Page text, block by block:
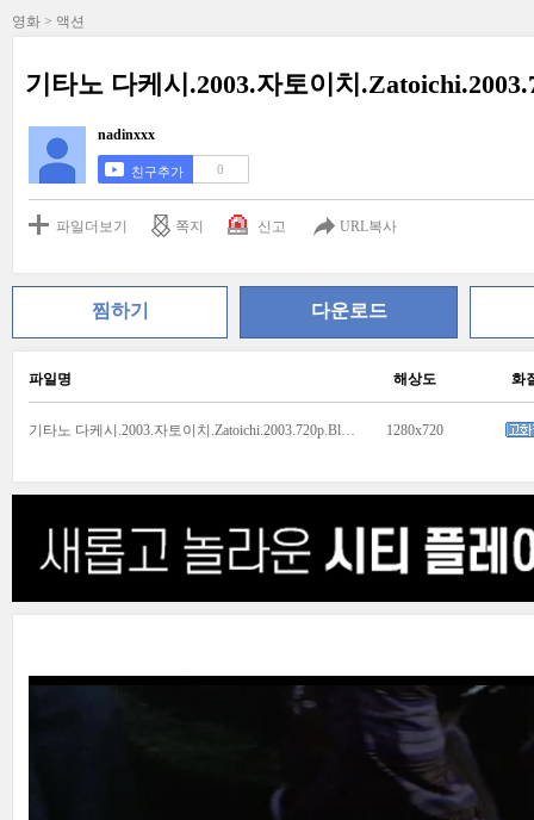
영화 > 액션
기타노 다케시.2003.자토이치
nadinxxx
친구추가 0
파일더보기 쪽지 신고 URL복사
찜하기 다운로드
파일명 해상도 화
기타노 다케시.2003.자토이치.Zatoichi.2003.720p.BluRay.x264-ESiR.mp4 1280x720